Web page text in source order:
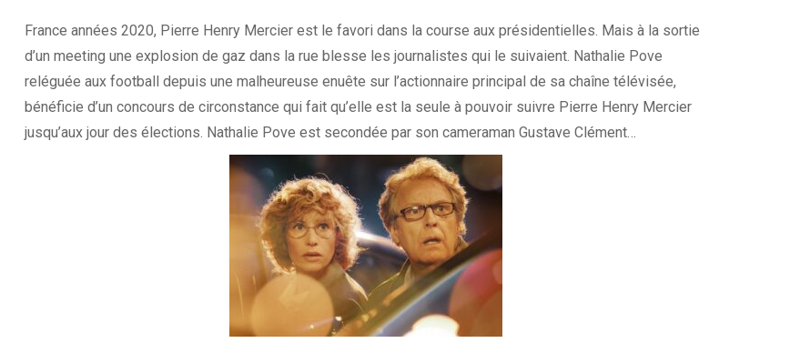
France années 2020, Pierre Henry Mercier est le favori dans la course aux présidentielles. Mais à la sortie
d’un meeting une explosion de gaz dans la rue blesse les journalistes qui le suivaient. Nathalie Pove
reléguée aux football depuis une malheureuse enuête sur l’actionnaire principal de sa chaîne télévisée,
bénéficie d’un concours de circonstance qui fait qu’elle est la seule à pouvoir suivre Pierre Henry Mercier
jusqu’aux jour des élections. Nathalie Pove est secondée par son cameraman Gustave Clément…